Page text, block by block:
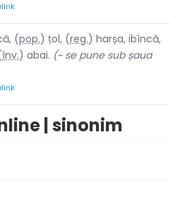
(pop.) țol, (reg.) harșa, ibîncă,
înv.) abai. (~ se pune sub șaua
| sinonim